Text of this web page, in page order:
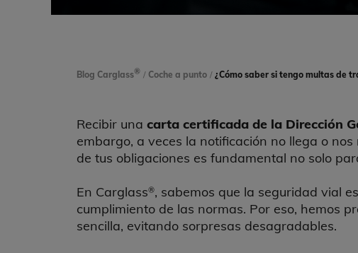
Blog Carglass® / Coche a punto / ¿Cómo saber si tengo multas de
Recibir una carta certificada de la Dirección
embargo, a veces la notificación no llega o
de tus obligaciones es fundamental no solo
En Carglass®, sabemos que la seguridad vial
cumplimiento de las normas. Por eso, hemos
sencilla, evitando sorpresas desagradables.